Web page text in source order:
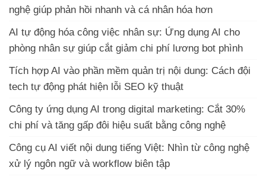
nghệ giúp phản hồi nhanh và cá nhân hóa hơn
AI tự động hóa công việc nhân sự: Ứng dụng AI cho
phòng nhân sự giúp cắt giảm chi phí lương bot phình
Tích hợp AI vào phần mềm quản trị nội dung: Cách đội
tech tự động phát hiện lỗi SEO kỹ thuật
Công ty ứng dụng AI trong digital marketing: Cắt 30%
chi phí và tăng gấp đôi hiệu suất bằng công nghệ
Công cụ AI viết nội dung tiếng Việt: Nhìn từ công nghệ
xử lý ngôn ngữ và workflow biên tập